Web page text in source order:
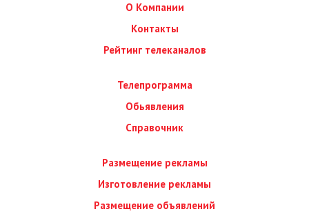
О Компании
Контакты
Рейтинг телеканалов
Телепрограмма
Обьявления
Справочник
Размещение рекламы
Изготовление рекламы
Размещение объявлений